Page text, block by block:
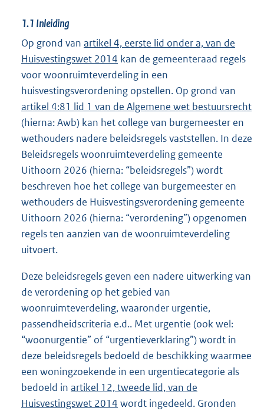
1.1 Inleiding
Op grond van artikel 4, eerste lid onder a, van de
Huisvestingswet 2014 kan de gemeenteraad regels
voor woonruimteverdeling in een
huisvestingsverordening opstellen. Op grond van
artikel 4:81 lid 1 van de Algemene wet bestuursrecht
(hierna: Awb) kan het college van burgemeester en
wethouders nadere beleidsregels vaststellen. In deze
Beleidsregels woonruimteverdeling gemeente
Uithoorn 2026 (hierna: “beleidsregels”) wordt
beschreven hoe het college van burgemeester en
wethouders de Huisvestingsverordening gemeente
Uithoorn 2026 (hierna: “verordening”) opgenomen
regels ten aanzien van de woonruimteverdeling
uitvoert.
Deze beleidsregels geven een nadere uitwerking van
de verordening op het gebied van
woonruimteverdeling, waaronder urgentie,
passendheidscriteria e.d.. Met urgentie (ook wel:
“woonurgentie” of “urgentieverklaring”) wordt in
deze beleidsregels bedoeld de beschikking waarmee
een woningzoekende in een urgentiecategorie als
bedoeld in artikel 12, tweede lid, van de
Huisvestingswet 2014 wordt ingedeeld. Gronden